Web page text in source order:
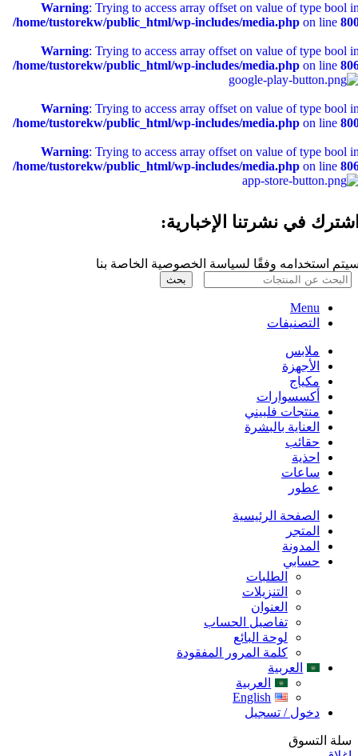
Warning: Trying to access array offset on value of type bool
/home/tustorekw/public_html/wp-includes/media.php on line
Warning: Trying to access array offset on value of type bool
/home/tustorekw/public_html/wp-includes/media.php on line
Warning: Trying to access array offset on value of type bool
/home/tustorekw/public_html/wp-includes/media.php on line
Warning: Trying to access array offset on value of type bool
/home/tustorekw/public_html/wp-includes/media.php on line
في نشرتنا الإخبارية:
استخدامه وفقًا لسياسة الخصوصية الخاصة بنا
بحث
Menu
التصنيفات
ملابس
الأجهزة
مكياج
أكسسوارات
منتجات فلبيني
العناية بالبشرة
حقائب
احذية
ساعات
عطور
الصفحة الرئيسية
المتجر
المدونة
حسابي
الطلبات
التنزيلات
العنوان
تفاصيل الحساب
لوحة البائع
كلمة المرور المفقودة
العربية
العربية
English
دخول / تسجيل
سلة التسوق